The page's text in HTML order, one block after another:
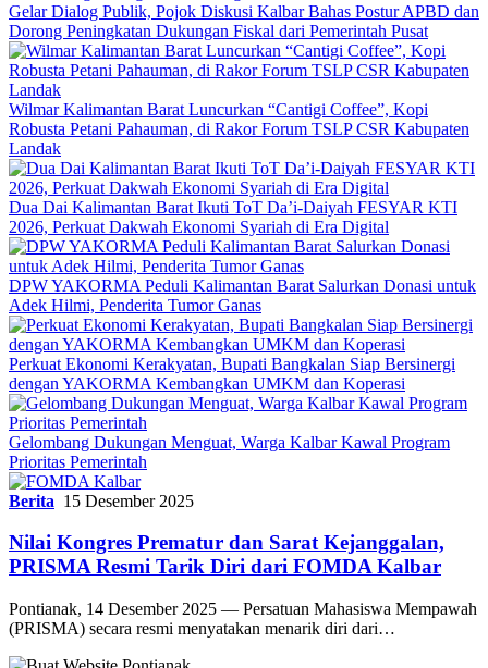
Gelar Dialog Publik, Pojok Diskusi Kalbar Bahas Postur APBD dan
Dorong Peningkatan Dukungan Fiskal dari Pemerintah Pusat
Wilmar Kalimantan Barat Luncurkan “Cantigi Coffee”, Kopi
Robusta Petani Pahauman, di Rakor Forum TSLP CSR Kabupaten
Landak
Dua Dai Kalimantan Barat Ikuti ToT Da’i-Daiyah FESYAR KTI
2026, Perkuat Dakwah Ekonomi Syariah di Era Digital
DPW YAKORMA Peduli Kalimantan Barat Salurkan Donasi untuk
Adek Hilmi, Penderita Tumor Ganas
Perkuat Ekonomi Kerakyatan, Bupati Bangkalan Siap Bersinergi
dengan YAKORMA Kembangkan UMKM dan Koperasi
Gelombang Dukungan Menguat, Warga Kalbar Kawal Program
Prioritas Pemerintah
Berita 15 Desember 2025
Nilai Kongres Prematur dan Sarat Kejanggalan,
PRISMA Resmi Tarik Diri dari FOMDA Kalbar
Pontianak, 14 Desember 2025 — Persatuan Mahasiswa Mempawah
(PRISMA) secara resmi menyatakan menarik diri dari…